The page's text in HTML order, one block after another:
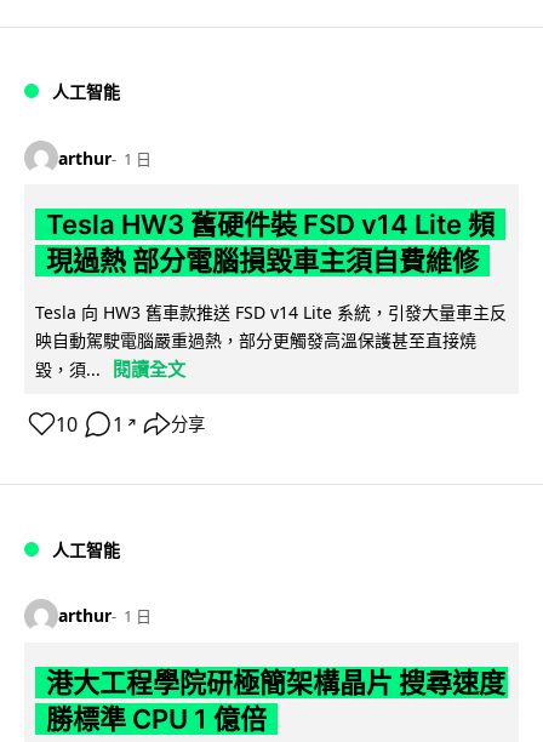
人工智能
arthur 1 日
Tesla HW3 舊硬件裝 FSD v14 Lite 頻
現過熱 部分電腦損毀車主須自費維修
Tesla 向 HW3 舊車款推送 FSD v14 Lite 系統，引發大量車主反
映自動駕駛電腦嚴重過熱，部分更觸發高溫保護甚至直接燒
毀，須...
閱讀全文
10 1 ↗ 分享
人工智能
arthur 1 日
港大工程學院研極簡架構晶片 搜尋速度
勝標準 CPU 1 億倍